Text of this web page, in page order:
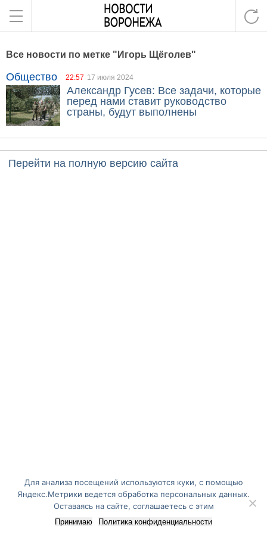
Все новости по метке "Игорь Щёголев"
Общество 22:57 17 июля 2024
Александр Гусев: Все задачи, которые
перед нами ставит руководство
страны, будут выполнены
Перейти на полную версию сайта
Для анализа посещений используются куки, с помощью
Яндекс.Метрики ведется обработка персональных данных.
Оставаясь на сайте, соглашаетесь с этим
Принимаю Политика конфиденциальности